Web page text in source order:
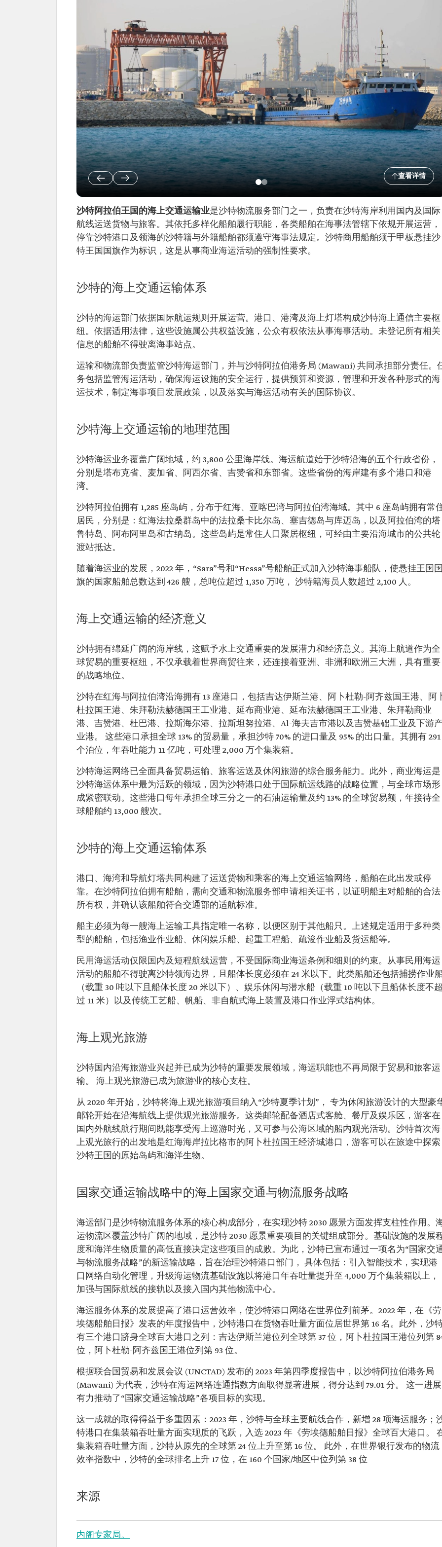
查看详情
沙特阿拉伯王国的海上交通运输业是沙特物流服务部门之一，负责在沙特海岸利用国内及国际
航线运送货物与旅客。其依托多样化船舶履行职能，各类船舶在海事法管辖下依规开展运营，
停靠沙特港口及领海的沙特籍与外籍船舶都须遵守海事法规定。沙特商用船舶须于甲板悬挂沙
特王国国旗作为标识，这是从事商业海运活动的强制性要求。
沙特的海上交通运输体系
沙特的海运部门依据国际航运规则开展运营。港口、港湾及海上灯塔构成沙特海上通信主要枢
纽。依据适用法律，这些设施属公共权益设施，公众有权依法从事海事活动。未登记所有相关
信息的船舶不得驶离海事站点。
运输和物流部负责监管沙特海运部门，并与沙特阿拉伯港务局 (Mawani) 共同承担部分责任。
务包括监管海运活动，确保海运设施的安全运行，提供预算和资源，管理和开发各种形式的海
运技术，制定海事项目发展政策，以及落实与海运活动有关的国际协议。
沙特海上交通运输的地理范围
沙特海运业务覆盖广阔地域，约 3,800 公里海岸线。海运航道始于沙特沿海的五个行政省份，
分别是塔布克省、麦加省、阿西尔省、吉赞省和东部省。这些省份的海岸建有多个港口和港
湾。
沙特阿拉伯拥有 1,285 座岛屿，分布于红海、亚喀巴湾与阿拉伯湾海域。其中 6 座岛屿拥有常
居民，分别是：红海法拉桑群岛中的法拉桑卡比尔岛、塞吉德岛与库迈岛，以及阿拉伯湾的塔
鲁特岛、阿布阿里岛和古纳岛。这些岛屿是常住人口聚居枢纽，可经由主要沿海城市的公共轮
渡站抵达。
随着海运业的发展，2022 年，“Sara”号和“Hessa”号船舶正式加入沙特海事船队，使悬挂王国
旗的国家船舶总数达到 426 艘，总吨位超过 1,350 万吨， 沙特籍海员人数超过 2,100 人。
海上交通运输的经济意义
沙特拥有绵延广阔的海岸线，这赋予水上交通重要的发展潜力和经济意义。其海上航道作为全
球贸易的重要枢纽，不仅承载着世界商贸往来，还连接着亚洲、非洲和欧洲三大洲，具有重要
的战略地位。
沙特在红海与阿拉伯湾沿海拥有 13 座港口，包括吉达伊斯兰港、阿卜杜勒-阿齐兹国王港、阿
杜拉国王港、朱拜勒法赫德国王工业港、延布商业港、延布法赫德国王工业港、朱拜勒商业
港、吉赞港、杜巴港、拉斯海尔港、拉斯坦努拉港、Al-海夫吉市港以及吉赞基础工业及下游
业港。 这些港口承担全球 13% 的贸易量，承担沙特 70% 的进口量及 95% 的出口量。其拥有 291
个泊位，年吞吐能力 11 亿吨，可处理 2,000 万个集装箱。
沙特海运网络已全面具备贸易运输、旅客运送及休闲旅游的综合服务能力。此外，商业海运是
沙特海运体系中最为活跃的领域，因为沙特港口处于国际航运线路的战略位置，与全球市场形
成紧密联动。这些港口每年承担全球三分之一的石油运输量及约 13% 的全球贸易额，年接待全
球船舶约 13,000 艘次。
沙特的海上交通运输体系
港口、海湾和导航灯塔共同构建了运送货物和乘客的海上交通运输网络，船舶在此出发或停
靠。在沙特阿拉伯拥有船舶，需向交通和物流服务部申请相关证书，以证明船主对船舶的合法
所有权，并确认该船舶符合交通部的适航标准。
船主必须为每一艘海上运输工具指定唯一名称，以便区别于其他船只。上述规定适用于多种类
型的船舶，包括渔业作业船、休闲娱乐船、起重工程船、疏浚作业船及货运船等。
民用海运活动仅限国内及短程航线运营，不受国际商业海运条例和细则的约束。从事民用海运
活动的船舶不得驶离沙特领海边界，且船体长度必须在 24 米以下。此类船舶还包括捕捞作业
（载重 30 吨以下且船体长度 20 米以下）、娱乐休闲与潜水船（载重 10 吨以下且船体长度不
过 11 米）以及传统工艺船、帆船、非自航式海上装置及港口作业浮式结构体。
海上观光旅游
沙特国内沿海旅游业兴起并已成为沙特的重要发展领域，海运职能也不再局限于贸易和旅客运
输。 海上观光旅游已成为旅游业的核心支柱。
从 2020 年开始，沙特将海上观光旅游项目纳入“沙特夏季计划”， 专为休闲旅游设计的大型豪
邮轮开始在沿海航线上提供观光旅游服务。这类邮轮配备酒店式客舱、餐厅及娱乐区，游客在
国内外航线航行期间既能享受海上巡游时光，又可参与公海区域的船内观光活动。沙特首次海
上观光旅行的出发地是红海海岸拉比格市的阿卜杜拉国王经济城港口，游客可以在旅途中探索
沙特王国的原始岛屿和海洋生物。
国家交通运输战略中的海上国家交通与物流服务战略
海运部门是沙特物流服务体系的核心构成部分，在实现沙特 2030 愿景方面发挥支柱性作用。
运物流区覆盖沙特广阔的地域，是沙特 2030 愿景重要项目的关键组成部分。基础设施的发展
度和海洋生物质量的高低直接决定这些项目的成败。为此，沙特已宣布通过一项名为“国家交
与物流服务战略”的新运输战略，旨在治理沙特港口部门， 具体包括：引入智能技术，实现港
口网络自动化管理，升级海运物流基础设施以将港口年吞吐量提升至 4,000 万个集装箱以上，
加强与国际航线的接轨以及接入国内其他物流中心。
海运服务体系的发展提高了港口运营效率，使沙特港口网络在世界位列前茅。2022 年，在《劳
埃德船舶日报》发表的年度报告中，沙特港口在货物吞吐量方面位居世界第 16 名。此外，沙
有三个港口跻身全球百大港口之列：吉达伊斯兰港位列全球第 37 位，阿卜杜拉国王港位列第
位，阿卜杜勒-阿齐兹国王港位列第 93 位。
根据联合国贸易和发展会议 (UNCTAD) 发布的 2023 年第四季度报告中，以沙特阿拉伯港务局
(Mawani) 为代表，沙特在海运网络连通指数方面取得显著进展，得分达到 79.01 分。 这一进展
有力推动了“国家交通运输战略”各项目标的实现。
这一成就的取得得益于多重因素：2023 年，沙特与全球主要航线合作，新增 28 项海运服务；
特港口在集装箱吞吐量方面实现质的飞跃，入选 2023 年《劳埃德船舶日报》全球百大港口。
集装箱吞吐量方面，沙特从原先的全球第 24 位上升至第 16 位。 此外，在世界银行发布的物流
效率指数中，沙特的全球排名上升 17 位，在 160 个国家/地区中位列第 38 位
来源
内阁专家局。